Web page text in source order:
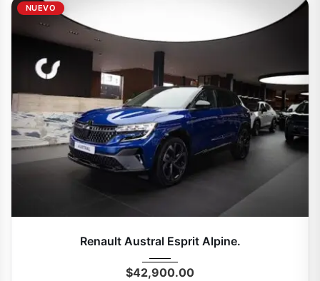
NUEVO
Renault Austral Esprit Alpine.
$42,900.00